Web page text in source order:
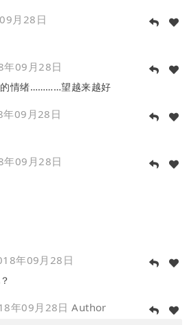
月28日
年09月28日
的情绪…………望越来越好
09月28日
年09月28日
年09月28日
年09月28日 Author